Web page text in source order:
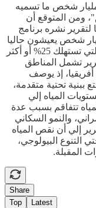
عام 2025، من المرجح أن يواجه 1.8 مليار شخص ما تسميه
ومن المتوقع أن
لتقرير نشره برنامج
للبيئة. وذكر التقرير أن 2.4 مليار شخص يعيشون حاليا
في بلدان تعاني من شح المياه، وهي الدول التي تستهلك 25% أو أكثر
تشمل المناطق
إذ يوصف
ببنية تحتية متقدمة،
المياه إلي
تتفاقم بسبب عدة
والنمو السكاني
إلي أن نقص المياه
التنوع البيولوجي،
المقبلة.
Share
Top
Latest